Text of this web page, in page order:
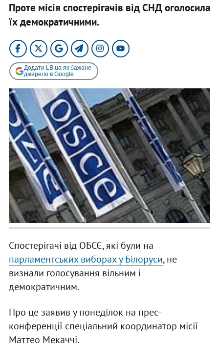
Проте місія спостерігачів від СНД оголосила
їх демократичними.
Додати LB.ua як бажане
джерело в Google
Спостерігачі від ОБСЄ, які були на
парламентських виборах у Білоруси, не
визнали голосування вільним і
демократичним.
Про це заявив у понеділок на прес-
конференції спеціальний координатор місії
Маттео Мекаччі.